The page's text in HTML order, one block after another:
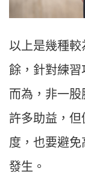
以上是幾種
餘，針對練習
而為，非一
許多助益，
度，也要避
發生。